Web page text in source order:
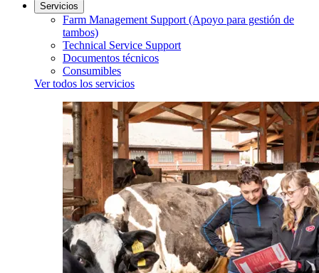
Servicios
Farm Management Support (Apoyo para gestión de
tambos)
Technical Service Support
Documentos técnicos
Consumibles
Ver todos los servicios